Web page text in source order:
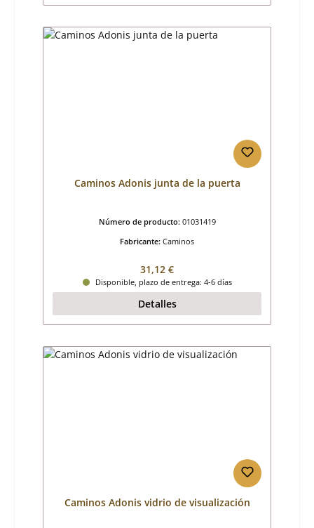
Caminos Adonis junta de la puerta
Número de producto: 01031419
Fabricante: Caminos
Precio normal:
31,12 €
Disponible, plazo de entrega: 4-6 días
Detalles
Caminos Adonis vidrio de visualización